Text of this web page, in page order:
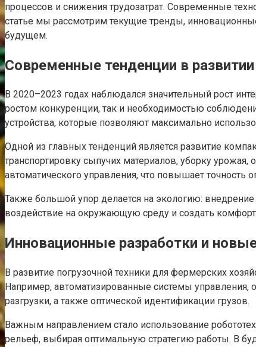
процессов и снижения трудозатрат. Современные
статье мы рассмотрим текущие тренды,
будущем.
Современные тенденции в
В 2020–2023 годах наблюдался значительный рост
ростом конкуренции, так и необходимостью
устройства, которые позволяют максимально
Одной из главных тенденций является развитие
транспортировку сыпучих материалов, уборку
автоматического управления, что повышает точность
Также большой упор делается на экологию:
воздействие на окружающую среду и создать
Инновационные разработки и
В развитие погрузочной техники для фермерских
Например, автоматизированные системы управления,
разгрузки, а также оптической идентификации грузов.
Важным направлением стало использование
рельеф, выбирая оптимальную стратегию работы. В